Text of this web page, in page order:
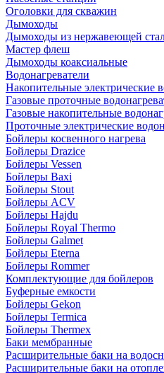
Оголовки для скважин
Дымоходы
Дымоходы из нержавеющей
Мастер флеш
Дымоходы коаксиальные
Водонагреватели
Накопительные электрические
Газовые проточные
Газовые накопительные
Проточные электрические
Бойлеры косвенного нагрева
Бойлеры Drazice
Бойлеры Vessen
Бойлеры Baxi
Бойлеры Stout
Бойлеры ACV
Бойлеры Hajdu
Бойлеры Royal Thermo
Бойлеры Galmet
Бойлеры Eterna
Бойлеры Rommer
Комплектующие для бойлеров
Буферные емкости
Бойлеры Gekon
Бойлеры Termica
Бойлеры Thermex
Баки мембранные
Расширительные баки на
Расширительные баки на